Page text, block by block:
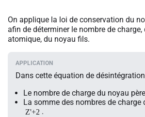
On applique la loi de conservation du
afin de déterminer le nombre de charge,
atomique, du noyau fils.
Dans cette équation de
Le nombre de charge du noyau
La somme des nombres de charge
Z'+2 .